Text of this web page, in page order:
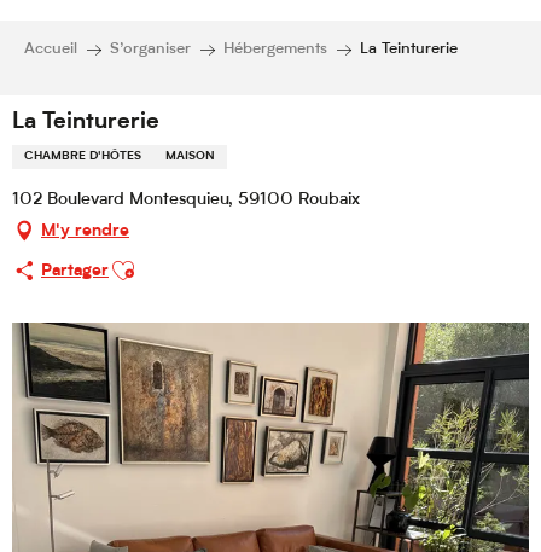
Accueil S’organiser Hébergements La Teinturerie
La Teinturerie
CHAMBRE D'HÔTES MAISON
102 Boulevard Montesquieu, 59100 Roubaix
M'y rendre
Partager
Ajouter aux favoris